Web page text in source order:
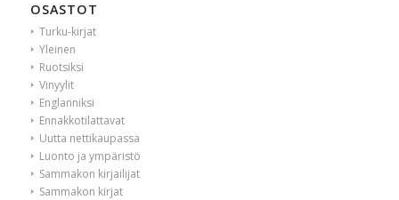
OSASTOT
Turku-kirjat
Yleinen
Ruotsiksi
Vinyylit
Englanniksi
Ennakkotilattavat
Uutta nettikaupassa
Luonto ja ympäristö
Sammakon kirjailijat
Sammakon kirjat